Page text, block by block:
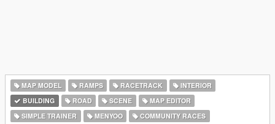
MAP MODEL RAMPS RACETRACK
INTERIOR
BUILDING
ROAD SCENE
MAP EDITOR
SIMPLE TRAINER
MENYOO COMMUNITY RACES